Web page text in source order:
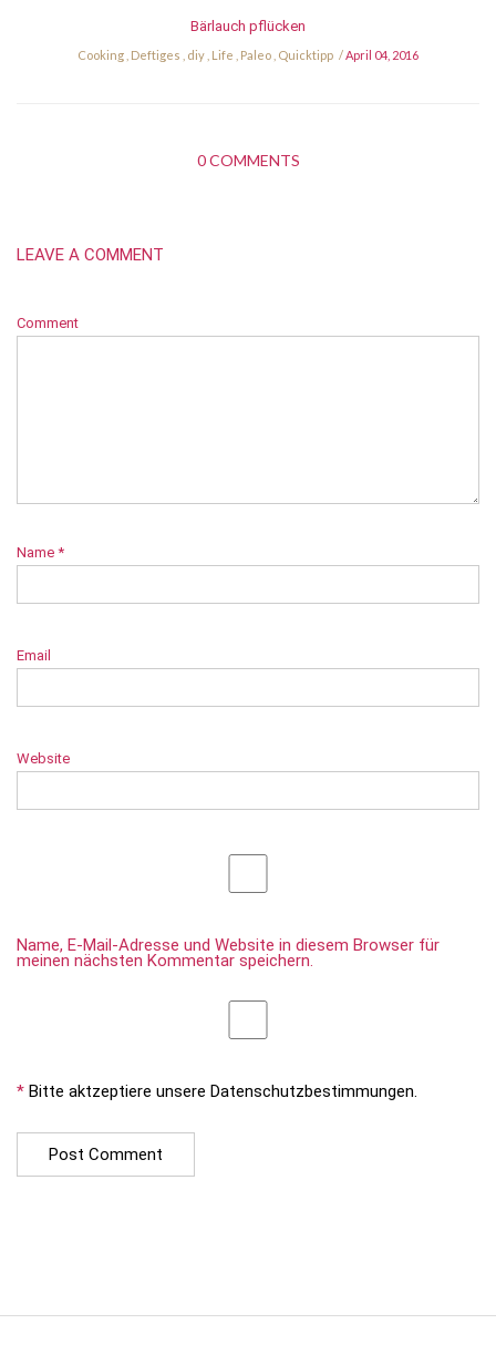
Bärlauch pflücken
Cooking Deftiges diy Life Paleo Quicktipp April 04, 2016
0 COMMENTS
LEAVE A COMMENT
Comment
Name *
Email
Website
Name, E-Mail-Adresse und Website in diesem Browser für
meinen nächsten Kommentar speichern.
* Bitte aktzeptiere unsere Datenschutzbestimmungen.